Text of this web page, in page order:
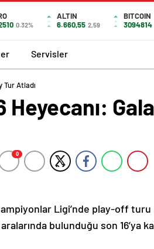
0.32%
ALTIN
6.660,55 2,59
BITCOIN
3094814
Servisler
Tur Atladı
0
Ligi’nde play-off turu
bulunduğu son 16’ya